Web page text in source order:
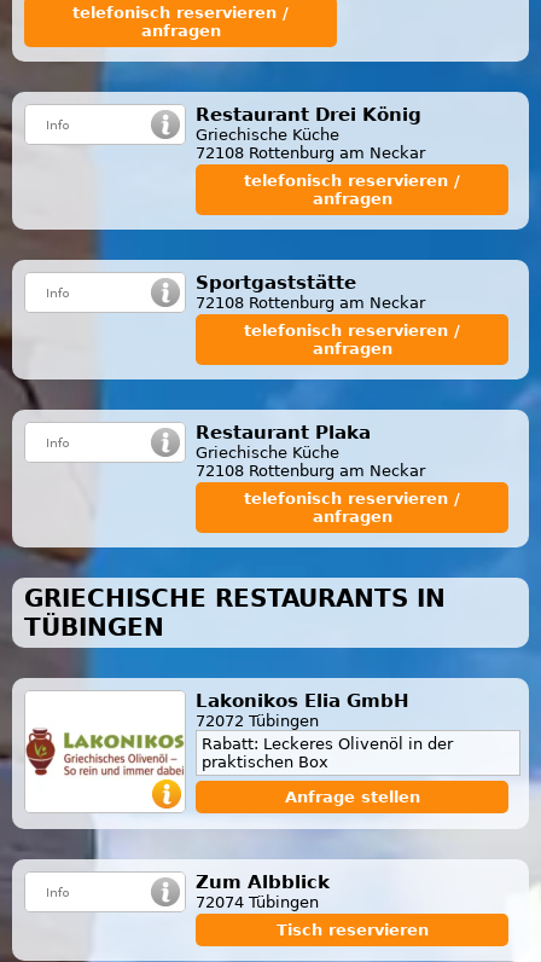
telefonisch reservieren /
anfragen
Restaurant Drei König
Griechische Küche
72108 Rottenburg am Neckar
telefonisch reservieren /
anfragen
Sportgaststätte
72108 Rottenburg am Neckar
telefonisch reservieren /
anfragen
Restaurant Plaka
Griechische Küche
72108 Rottenburg am Neckar
telefonisch reservieren /
anfragen
GRIECHISCHE RESTAURANTS IN
TÜBINGEN
Lakonikos Elia GmbH
72072 Tübingen
Rabatt: Leckeres Olivenöl in der
praktischen Box
Anfrage stellen
Zum Albblick
72074 Tübingen
Tisch reservieren